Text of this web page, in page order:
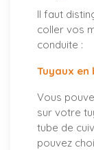
Il faut
coller vos
conduite :
Tuyaux en
Vous
sur votre
tube de
pouvez